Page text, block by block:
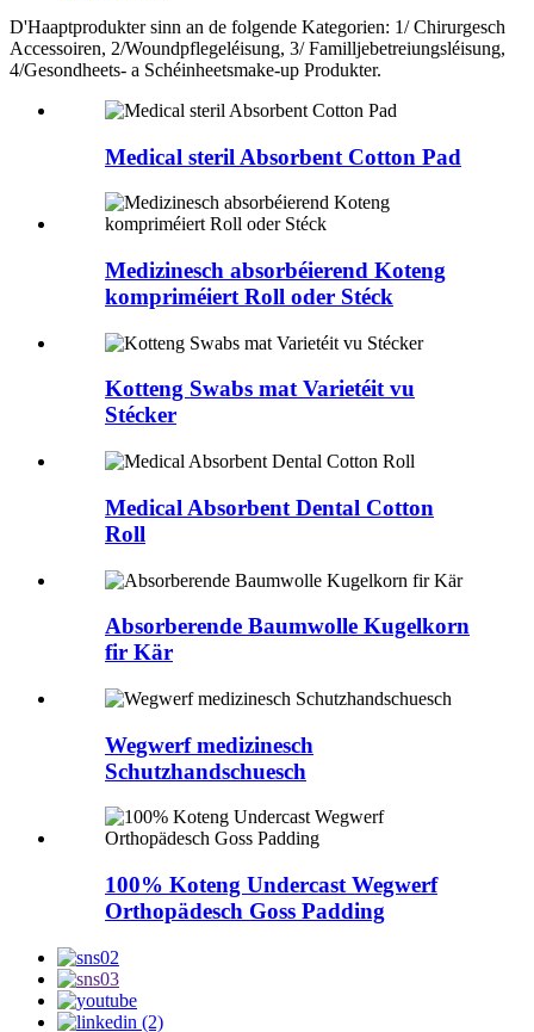
D'Haaptprodukter sinn an de folgende Kategorien: 1/ Chirurgesch
Accessoiren, 2/Woundpflegeléisung, 3/ Familljebetreiungsléisung,
4/Gesondheets- a Schéinheetsmake-up Produkter.
Medical steril Absorbent Cotton Pad
Medizinesch absorbéierend Koteng
kompriméiert Roll oder Stéck
Kotteng Swabs mat Varietéit vu
Stécker
Medical Absorbent Dental Cotton
Roll
Absorberende Baumwolle Kugelkorn
fir Kär
Wegwerf medizinesch
Schutzhandschuesch
100% Koteng Undercast Wegwerf
Orthopädesch Goss Padding